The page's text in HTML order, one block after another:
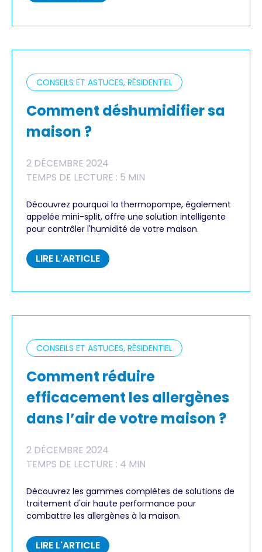
CONSEILS ET ASTUCES, RÉSIDENTIEL
Comment déshumidifier sa
maison ?
2 DÉCEMBRE 2024
TEMPS DE LECTURE : 5 MIN
Découvrez pourquoi la thermopompe, également
appelée mini-split, offre une solution intelligente
pour contrôler l'humidité de votre maison.
LIRE L'ARTICLE
CONSEILS ET ASTUCES, RÉSIDENTIEL
Comment réduire
efficacement les allergènes
dans l’air de votre maison ?
2 DÉCEMBRE 2024
TEMPS DE LECTURE : 4 MIN
Découvrez les gammes complètes de solutions de
traitement d'air haute performance pour
combattre les allergènes à la maison.
LIRE L'ARTICLE